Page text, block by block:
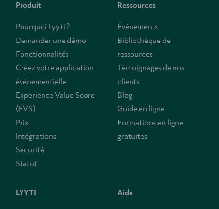
Produit
Pourquoi Lyyti ?
Demander une démo
Fonctionnalités
Créez votre application
événementielle
Experience Value Score
(EVS)
Prix
Intégrations
Sécurité
Statut
Ressources
Événements
Bibliothèque de
ressources
Témoignages de nos
clients
Blog
Guide en ligne
Formations en ligne
gratuites
LYYTI Aide